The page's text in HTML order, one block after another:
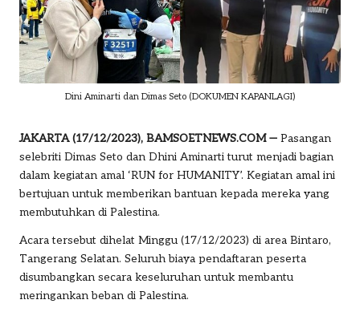
Dini Aminarti dan Dimas Seto (DOKUMEN KAPANLAGI)
JAKARTA (17/12/2023), BAMSOETNEWS.COM — Pasangan
selebriti Dimas Seto dan Dhini Aminartiturut menjadi bagian
dalam kegiatan amal ‘RUN for HUMANITY’. Kegiatan amal ini
bertujuan untuk memberikan bantuan kepada mereka yang
membutuhkan di Palestina.
Acara tersebut dihelat Minggu (17/12/2023) di area Bintaro,
Tangerang Selatan. Seluruh biaya pendaftaran peserta
disumbangkan secara keseluruhan untuk membantu
meringankan beban di Palestina.